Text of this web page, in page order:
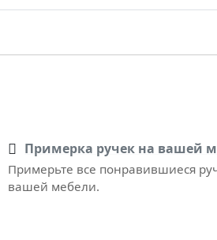
Примерка ручек на вашей
Примерьте все понравившиеся
вашей мебели.